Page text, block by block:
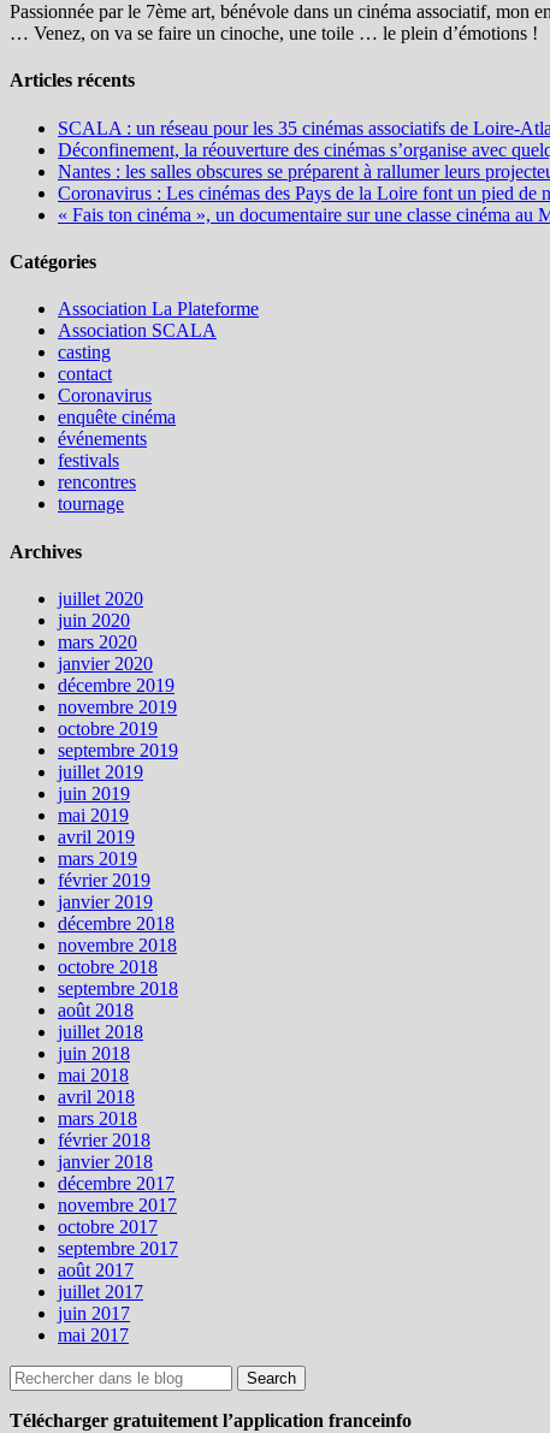
Passionnée par le 7ème art, bénévole dans un cinéma associatif, mon
… Venez, on va se faire un cinoche, une toile … le plein d’émotions !
Articles récents
SCALA : un réseau pour les 35 cinémas associatifs de Loire-
Déconfinement, la réouverture des cinémas s’organise avec
Nantes : les salles obscures se préparent à rallumer leurs
Coronavirus : Les cinémas des Pays de la Loire font un pied de
« Fais ton cinéma », un documentaire sur une classe cinéma au
Catégories
Association La Plateforme
Association SCALA
casting
contact
Coronavirus
enquête cinéma
événements
festivals
rencontres
tournage
Archives
juillet 2020
juin 2020
mars 2020
janvier 2020
décembre 2019
novembre 2019
octobre 2019
septembre 2019
juillet 2019
juin 2019
mai 2019
avril 2019
mars 2019
février 2019
janvier 2019
décembre 2018
novembre 2018
octobre 2018
septembre 2018
août 2018
juillet 2018
juin 2018
mai 2018
avril 2018
mars 2018
février 2018
janvier 2018
décembre 2017
novembre 2017
octobre 2017
septembre 2017
août 2017
juillet 2017
juin 2017
mai 2017
Télécharger gratuitement l’application franceinfo